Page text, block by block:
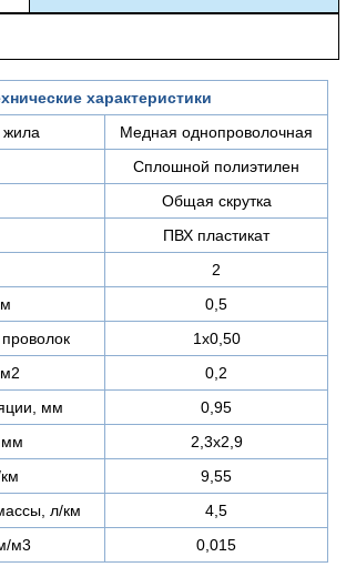
характеристики
Медная однопроволочная
Сплошной полиэтилен
Общая скрутка
ПВХ пластикат
2
0,5
1х0,50
0,2
мм
0,95
мм
2,3х2,9
9,55
л/км
4,5
м3
0,015